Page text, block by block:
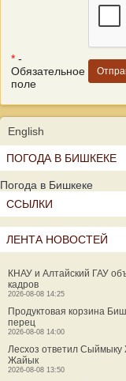
* -
Обязательное
поле
English
ПОГОДА В БИШКЕКЕ
Погода в Бишкеке
ССЫЛКИ
ЛЕНТА НОВОСТЕЙ
КНАУ и Алтайский ГАУ
кадров
2026-08-08 14:25
Продуктовая корзина
перец
2026-08-08 14:00
Лесхоз ответил Сыймыку
Жайык
2026-08-08 13:50